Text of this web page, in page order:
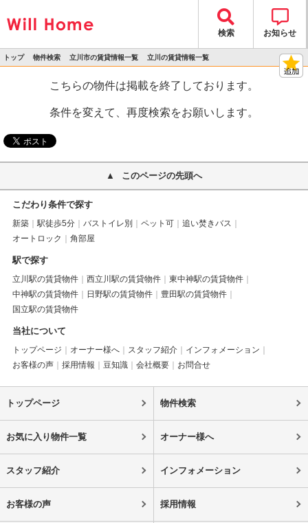
検索 お知らせ
トップ 物件検索 立川市の賃貸情報一覧 立川の賃貸情報一覧
こちらの物件は掲載を終了しております。
条件を変えて、再度検索をお願いします。
このページの先頭へ
こだわり条件で探す
新築 駅徒歩5分 バストイレ別 ペット可
追い焚きバス
オートロック
角部屋
駅で探す
立川駅の賃貸物件 西立川駅の賃貸物件
東中神駅の賃貸物件
中神駅の賃貸物件
日野駅の賃貸物件
豊田駅の賃貸物件
国立駅の賃貸物件
当社について
トップページ オーナー様へ スタッフ紹介
インフォメーション
お客様の声
採用情報 豆知識 会社概要 お問合せ
トップページ 物件検索
お気に入り物件一覧 オーナー様へ
スタッフ紹介 インフォメーション
お客様の声 採用情報